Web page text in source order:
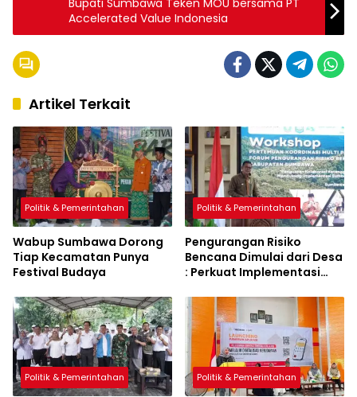
Accelerated Value Indonesia
Artikel Terkait
Politik & Pemerintahan
Wabup Sumbawa Dorong
Tiap Kecamatan Punya
Festival Budaya
Politik & Pemerintahan
Pengurangan Risiko
Bencana Dimulai dari Desa
: Perkuat Implementasi
Politik & Pemerintahan Politik & Pemerintahan